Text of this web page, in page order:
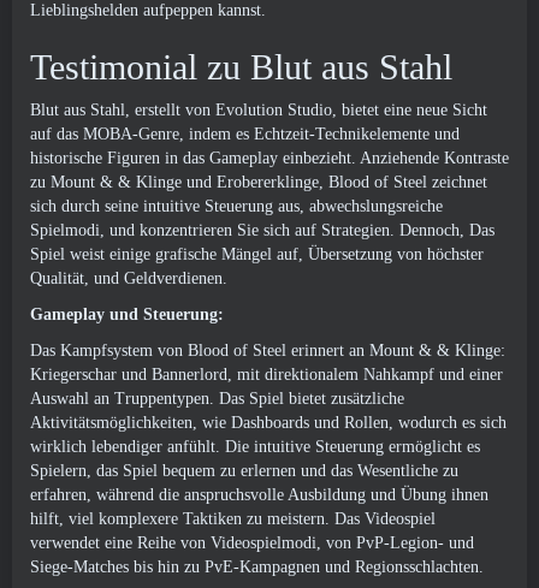
Lieblingshelden aufpeppen kannst.
Testimonial zu Blut aus Stahl
Blut aus Stahl, erstellt von Evolution Studio, bietet eine neue Sicht
auf das MOBA-Genre, indem es Echtzeit-Technikelemente und
historische Figuren in das Gameplay einbezieht. Anziehende Kontraste
zu Mount & & Klinge und Erobererklinge, Blood of Steel zeichnet
sich durch seine intuitive Steuerung aus, abwechslungsreiche
Spielmodi, und konzentrieren Sie sich auf Strategien. Dennoch, Das
Spiel weist einige grafische Mängel auf, Übersetzung von höchster
Qualität, und Geldverdienen.
Gameplay und Steuerung:
Das Kampfsystem von Blood of Steel erinnert an Mount & & Klinge:
Kriegerschar und Bannerlord, mit direktionalem Nahkampf und einer
Auswahl an Truppentypen. Das Spiel bietet zusätzliche
Aktivitätsmöglichkeiten, wie Dashboards und Rollen, wodurch es sich
wirklich lebendiger anfühlt. Die intuitive Steuerung ermöglicht es
Spielern, das Spiel bequem zu erlernen und das Wesentliche zu
erfahren, während die anspruchsvolle Ausbildung und Übung ihnen
hilft, viel komplexere Taktiken zu meistern. Das Videospiel
verwendet eine Reihe von Videospielmodi, von PvP-Legion- und
Siege-Matches bis hin zu PvE-Kampagnen und Regionsschlachten.